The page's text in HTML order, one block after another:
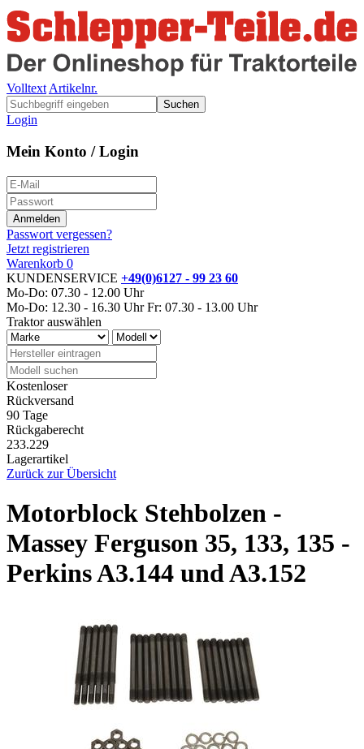
Volltext Artikelnr.
Suchen
Login
Mein Konto / Login
Passwort vergessen?
Jetzt registrieren
Warenkorb 0
KUNDENSERVICE +49(0)6127 - 99 23 60
Mo-Do: 07.30 - 12.00 Uhr
Mo-Do: 12.30 - 16.30 Uhr Fr: 07.30 - 13.00 Uhr
Traktor auswählen
Kostenloser
Rückversand
90 Tage
Rückgaberecht
233.229
Lagerartikel
Zurück zur Übersicht
Motorblock Stehbolzen -
Massey Ferguson 35, 133, 135 -
Perkins A3.144 und A3.152